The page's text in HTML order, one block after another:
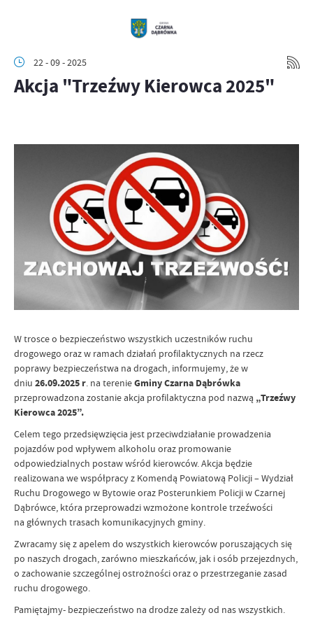
22 - 09 - 2025
Akcja "Trzeźwy Kierowca 2025"
W trosce o bezpieczeństwo wszystkich uczestników ruchu
drogowego oraz w ramach działań profilaktycznych na rzecz
poprawy bezpieczeństwa na drogach, informujemy, że w
dniu 26.09.2025 r . na terenieGminy Czarna Dąbrówka
przeprowadzona zostanie akcja profilaktyczna pod nazwą „Trzeźwy
Kierowca 2025”.
Celem tego przedsięwzięcia jest przeciwdziałanie prowadzenia
pojazdów pod wpływem alkoholu oraz promowanie
odpowiedzialnych postaw wśród kierowców. Akcja będzie
realizowana we współpracy z Komendą Powiatową Policji – Wydział
Ruchu Drogowego w Bytowie oraz Posterunkiem Policji w Czarnej
Dąbrówce, która przeprowadzi wzmożone kontrole trzeźwości
na głównych trasach komunikacyjnych gminy.
Zwracamy się z apelem do wszystkich kierowców poruszających się
po naszych drogach, zarówno mieszkańców, jak i osób przejezdnych,
o zachowanie szczególnej ostrożności oraz o przestrzeganie zasad
ruchu drogowego.
Pamiętajmy- bezpieczeństwo na drodze zależy od nas wszystkich.